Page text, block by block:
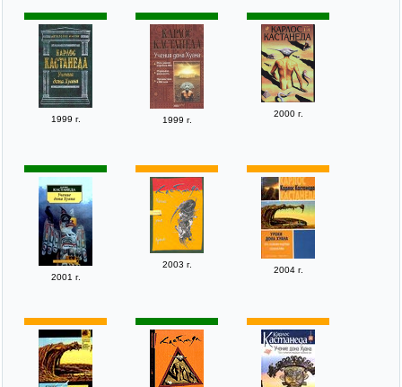
1999 г. 1999 г.
2000 г.
2001 г.
2003 г.
2004 г.